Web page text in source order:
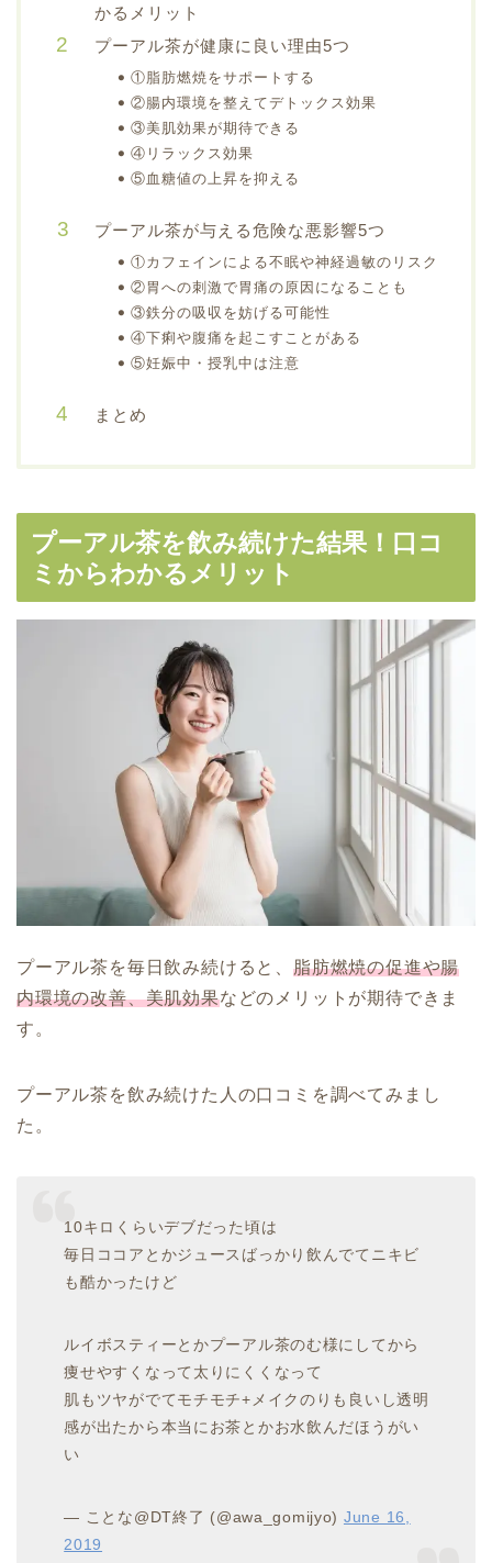
かるメリット
プーアル茶が健康に良い理由5つ
①脂肪燃焼をサポートする
②腸内環境を整えてデトックス効果
③美肌効果が期待できる
④リラックス効果
⑤血糖値の上昇を抑える
プーアル茶が与える危険な悪影響5つ
①カフェインによる不眠や神経過敏のリスク
②胃への刺激で胃痛の原因になることも
③鉄分の吸収を妨げる可能性
④下痢や腹痛を起こすことがある
⑤妊娠中・授乳中は注意
まとめ
プーアル茶を飲み続けた結果！口コ
ミからわかるメリット
プーアル茶を毎日飲み続けると、 脂肪燃焼の促進や腸
内環境の改善、美肌効果などのメリットが期待できま
す。
プーアル茶を飲み続けた人の口コミを調べてみまし
た。
10キロくらいデブだった頃は
毎日ココアとかジュースばっかり飲んでてニキビ
も酷かったけど
ルイボスティーとかプーアル茶のむ様にしてから
痩せやすくなって太りにくくなって
肌もツヤがでてモチモチ+メイクのりも良いし透明
感が出たから本当にお茶とかお水飲んだほうがい
い
— ことな@DT終了 (@awa_gomijyo) June 16,
2019